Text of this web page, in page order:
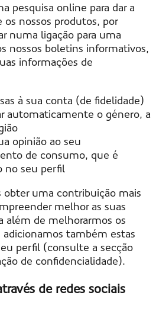
pesquisa online para dar a
os nossos produtos, por
numa ligação para uma
nossos boletins informativos,
informações de
à sua conta (de fidelidade)
automaticamente o género, a
opinião ao seu
de consumo, que é
no seu perfil
uma contribuição mais
melhor as suas
além de melhorarmos os
adicionamos também estas
perfil (consulte a secção
de confidencialidade).
de redes sociais